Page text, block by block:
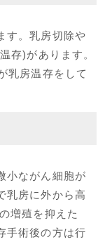
す。乳房切除や
存)があります。
乳房温存をして
小ながん細胞が
乳房に外から高
増殖を抑えた
手術後の方は行